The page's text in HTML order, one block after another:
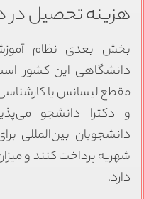
تحصیل در
بعدی نظام آموزشی
این کشور است.
لیسانس یا کارشناسی،
دکترا دانشجو
بین‌المللی
پرداخت کنند و